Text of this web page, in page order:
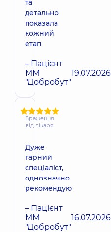
та
детально
показала
кожний
етап
– Пацієнт
ММ
"Добробут"
19.07.2026
Враження
від лікаря
Дуже
гарний
спеціаліст,
однозначно
рекомендую
– Пацієнт
ММ
"Добробут"
16.07.2026